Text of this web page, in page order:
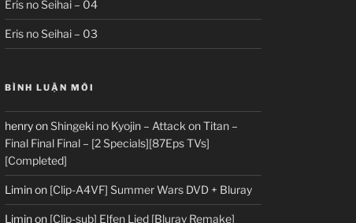
Eris no Seihai – 04
Eris no Seihai – 03
BÌNH LUẬN MỚI
henryonShingeki no Kyojin – Attack on Titan –
Final Final Final – [2 Specials][87Eps TVs]
[Completed]
Liminon [Clip-A4VF] Summer Wars DVD + Bluray
Liminon [Clip-sub] Elfen Lied [Bluray Remake]